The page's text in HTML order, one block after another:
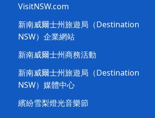
VisitNSW.com
新南威爾士州旅遊局（Destination
NSW）企業網站
新南威爾士州商務活動
新南威爾士州旅遊局（Destination
NSW）媒體中心
繽紛雪梨燈光音樂節